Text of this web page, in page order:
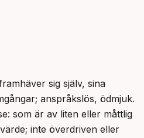
sig själv, sina
anspråkslös, ödmjuk.
som är av liten eller måttlig
inte överdriven eller